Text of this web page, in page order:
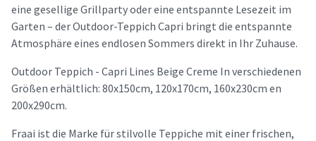
eine gesellige Grillparty oder eine entspannte Lesezeit im
Garten – der Outdoor-Teppich Capri bringt die entspannte
Atmosphäre eines endlosen Sommers direkt in Ihr Zuhause.
Outdoor Teppich - Capri Lines Beige Creme In verschiedenen
Größen erhältlich: 80x150cm, 120x170cm, 160x230cm en
200x290cm.
Fraai ist die Marke für stilvolle Teppiche mit einer frischen,